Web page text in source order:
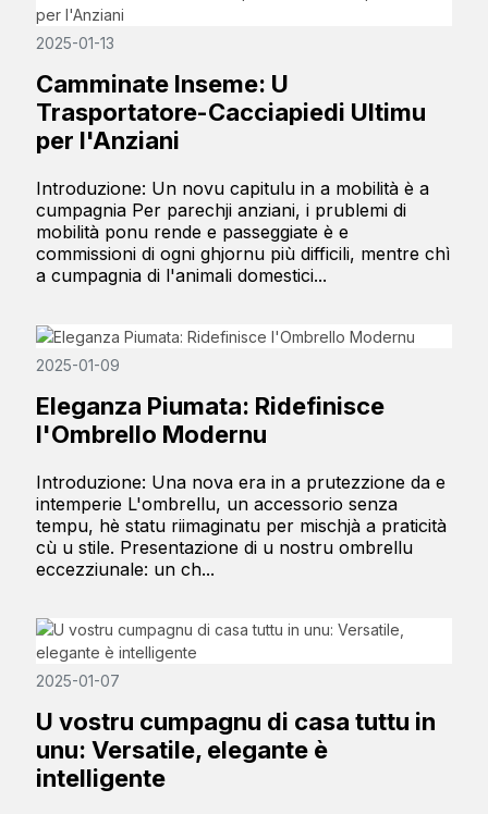
2025-01-13
Camminate Inseme: U
Trasportatore-Cacciapiedi Ultimu
per l'Anziani
Introduzione: Un novu capitulu in a mobilità è a
cumpagnia Per parechji anziani, i prublemi di
mobilità ponu rende e passeggiate è e
commissioni di ogni ghjornu più difficili, mentre chì
a cumpagnia di l'animali domestici...
2025-01-09
Eleganza Piumata: Ridefinisce
l'Ombrello Modernu
Introduzione: Una nova era in a prutezzione da e
intemperie L'ombrellu, un accessorio senza
tempu, hè statu riimaginatu per mischjà a praticità
cù u stile. Presentazione di u nostru ombrellu
eccezziunale: un ch...
2025-01-07
U vostru cumpagnu di casa tuttu in
unu: Versatile, elegante è
intelligente